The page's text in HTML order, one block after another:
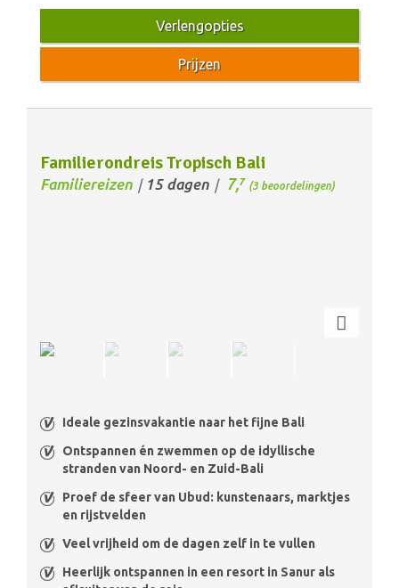
Verlengopties
Prijzen
Familierondreis Tropisch Bali
Familiereizen / 15 dagen / 7,7 (3 beoordelingen)
Ideale gezinsvakantie naar het fijne Bali
Ontspannen én zwemmen op de idyllische
stranden van Noord- en Zuid-Bali
Proef de sfeer van Ubud: kunstenaars, marktjes
en rijstvelden
Veel vrijheid om de dagen zelf in te vullen
Heerlijk ontspannen in een resort in Sanur als